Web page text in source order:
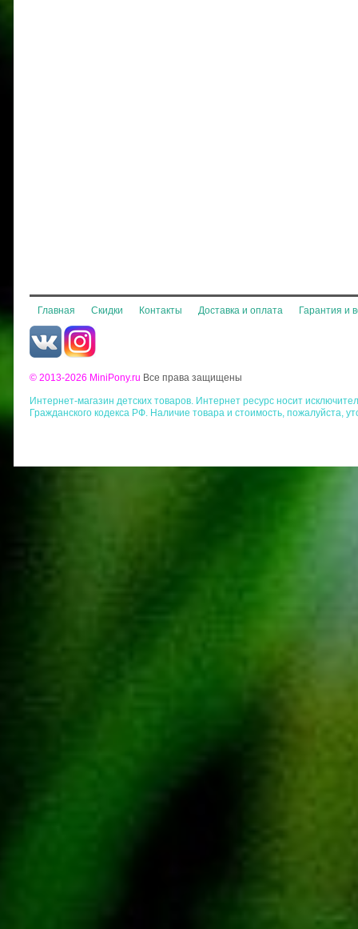
Главная Скидки Контакты Доставка и оплата Гарантия и
© 2013-2026 MiniPony.ru Все права защищены
Интернет-магазин детских товаров. Интернет ресурс носит
Гражданского кодекса РФ. Наличие товара и стоимость, пожалуйста,